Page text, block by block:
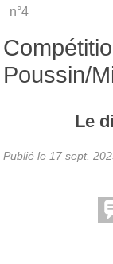
n°4
Poussin/
Le
Publié le 17 sept.